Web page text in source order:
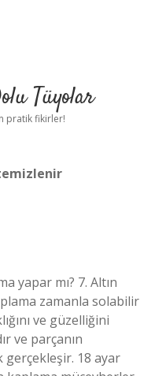
Tüyolar
pratik fikirler!
yapar mı? 7. Altın
zamanla solabilir
ve güzelliğini
ve parçanın
gerçekleşir. 18 ayar